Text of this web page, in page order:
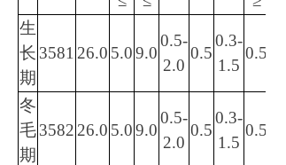
生
长
期
3581 26.0 5.09.0
0.5-
2.0
0.5
0.3-
1.5
0.5
冬
毛
期
3582 26.0 5.09.0
0.5-
2.0
0.5
0.3-
1.5
0.5